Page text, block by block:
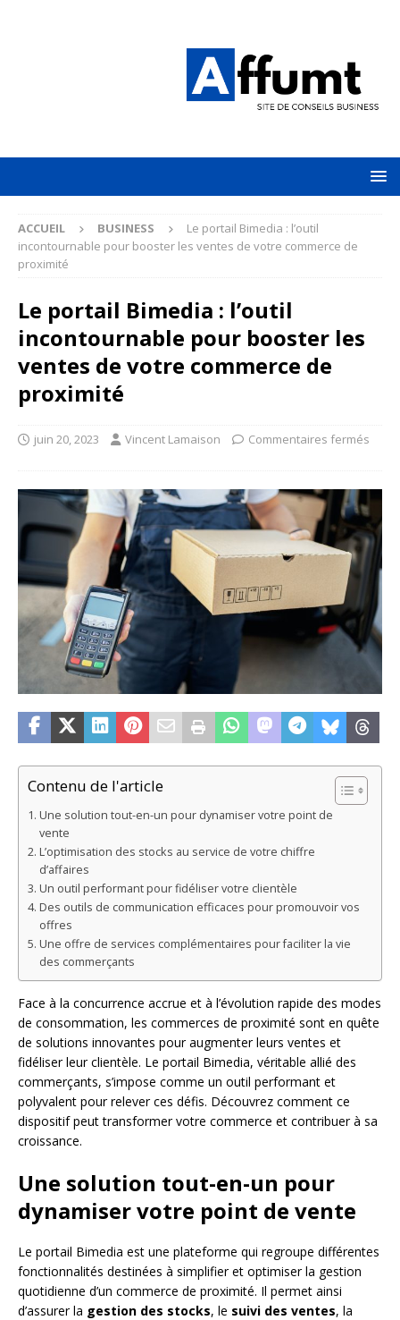
ACCUEIL BUSINESS
Le portail Bimedia : l’outil
incontournable pour booster les ventes de votre commerce de
proximité
Le portail Bimedia : l’outil
incontournable pour booster les
ventes de votre commerce de
proximité
juin 20, 2023 Vincent Lamaison Commentaires fermés
Contenu de l'article
Une solution tout-en-un pour dynamiser votre point de
vente
L’optimisation des stocks au service de votre chiffre
d’affaires
Un outil performant pour fidéliser votre clientèle
Des outils de communication efficaces pour promouvoir vos
offres
Une offre de services complémentaires pour faciliter la vie
des commerçants
Face à la concurrence accrue et à l’évolution rapide des modes
de consommation, les commerces de proximité sont en quête
de solutions innovantes pour augmenter leurs ventes et
fidéliser leur clientèle. Le portail Bimedia, véritable allié des
commerçants, s’impose comme un outil performant et
polyvalent pour relever ces défis. Découvrez comment ce
dispositif peut transformer votre commerce et contribuer à sa
croissance.
Une solution tout-en-un pour
dynamiser votre point de vente
Le portail Bimedia est une plateforme qui regroupe différentes
fonctionnalités destinées à simplifier et optimiser la gestion
quotidienne d’un commerce de proximité. Il permet ainsi
d’assurer la gestion des stocks, le suivi des ventes, la